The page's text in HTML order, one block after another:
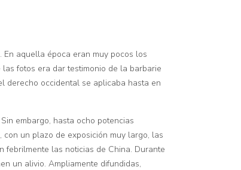
aquella época eran muy pocos los
fotos era dar testimonio de la barbarie
derecho occidental se aplicaba hasta en
embargo, hasta ocho potencias
un plazo de exposición muy largo, las
febrilmente las noticias de China. Durante
un alivio. Ampliamente difundidas,